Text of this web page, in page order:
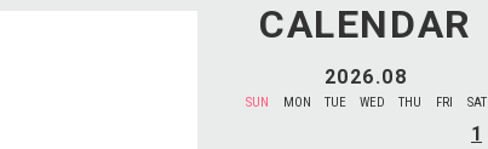
CALENDAR
2026.08
SUN MON TUE WED THU FRI SAT
1